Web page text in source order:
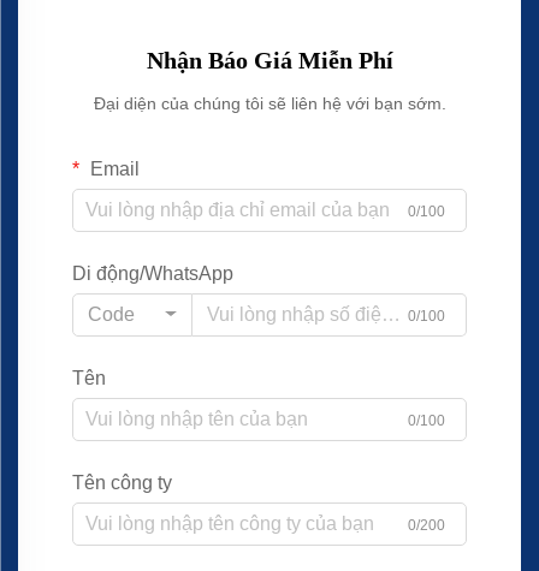
Nhận Báo Giá Miễn Phí
Đại diện của chúng tôi sẽ liên hệ với bạn sớm.
Email
0/100
Di động/WhatsApp
Code
0/100
Tên
0/100
Tên công ty
0/200